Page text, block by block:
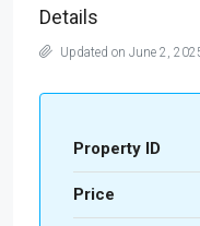
Details
Updated on June 2,
Property ID
Price